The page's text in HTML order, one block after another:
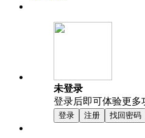
未登录
登录后即可体验更多
登录 注册 找回密码